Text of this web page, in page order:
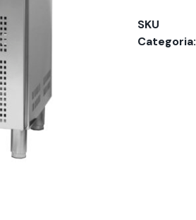
SKU
Categoria: